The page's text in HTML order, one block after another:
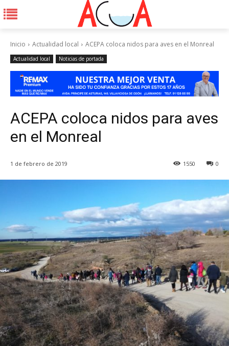
Inicio Actualidad local ACEPA coloca nidos para aves en el Monreal
Actualidad local Noticias de portada
ACEPA coloca nidos para aves
en el Monreal
1 de febrero de 2019 0
1550